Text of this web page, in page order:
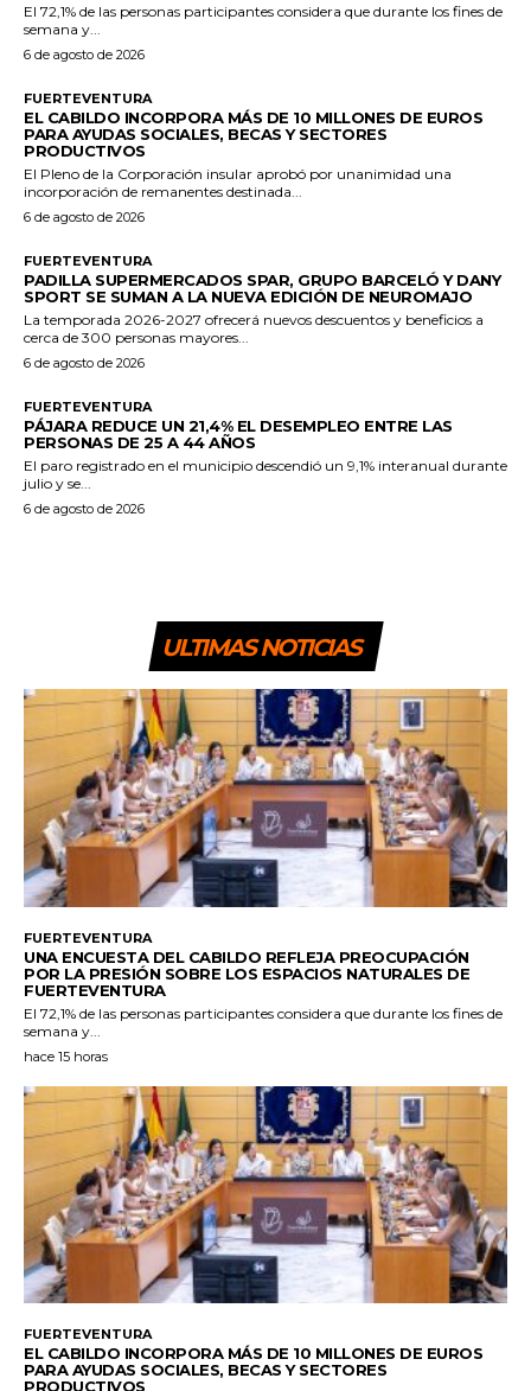
El 72,1% de las personas participantes considera que durante los fines de
semana y...
6 de agosto de 2026
FUERTEVENTURA
EL CABILDO INCORPORA MÁS DE 10 MILLONES DE EUROS
PARA AYUDAS SOCIALES, BECAS Y SECTORES
PRODUCTIVOS
El Pleno de la Corporación insular aprobó por unanimidad una
incorporación de remanentes destinada...
6 de agosto de 2026
FUERTEVENTURA
PADILLA SUPERMERCADOS SPAR, GRUPO BARCELÓ Y DANY
SPORT SE SUMAN A LA NUEVA EDICIÓN DE NEUROMAJO
La temporada 2026-2027 ofrecerá nuevos descuentos y beneficios a
cerca de 300 personas mayores...
6 de agosto de 2026
FUERTEVENTURA
PÁJARA REDUCE UN 21,4% EL DESEMPLEO ENTRE LAS
PERSONAS DE 25 A 44 AÑOS
El paro registrado en el municipio descendió un 9,1% interanual durante
julio y se...
6 de agosto de 2026
ULTIMAS NOTICIAS
FUERTEVENTURA
UNA ENCUESTA DEL CABILDO REFLEJA PREOCUPACIÓN
POR LA PRESIÓN SOBRE LOS ESPACIOS NATURALES DE
FUERTEVENTURA
El 72,1% de las personas participantes considera que durante los fines de
semana y...
hace 15 horas
FUERTEVENTURA
EL CABILDO INCORPORA MÁS DE 10 MILLONES DE EUROS
PARA AYUDAS SOCIALES, BECAS Y SECTORES
PRODUCTIVOS